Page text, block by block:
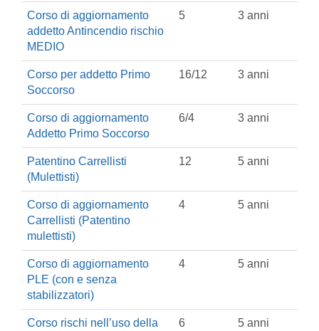
Corso di aggiornamento
addetto Antincendio rischio
MEDIO
5 3 anni
Corso per addetto Primo
Soccorso
16/12 3 anni
Corso di aggiornamento
Addetto Primo Soccorso
6/4 3 anni
Patentino Carrellisti
(Mulettisti)
12 5 anni
Corso di aggiornamento
Carrellisti (Patentino
mulettisti)
4 5 anni
Corso di aggiornamento
PLE (con e senza
stabilizzatori)
4 5 anni
Corso rischi nell’uso della
6 5 anni